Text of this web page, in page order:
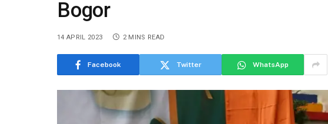
Bogor
14 APRIL 2023 2 MINS READ
Facebook Twitter WhatsApp